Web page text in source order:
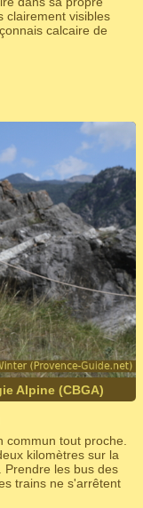
clairement visibles
calcaire de
Alpine (CBGA)
tout proche.
kilomètres sur la
Prendre les bus des
trains ne s'arrêtent